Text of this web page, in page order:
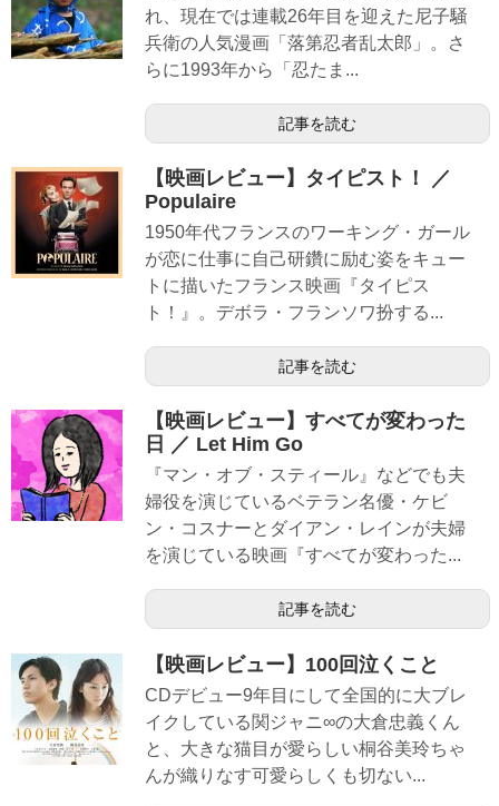
れ、現在では連載26年目を迎えた尼子騒
兵衛の人気漫画「落第忍者乱太郎」。さ
らに1993年から「忍たま...
記事を読む
【映画レビュー】タイピスト！ ／
Populaire
1950年代フランスのワーキング・ガール
が恋に仕事に自己研鑽に励む姿をキュー
トに描いたフランス映画『タイピス
ト！』。デボラ・フランソワ扮する...
記事を読む
【映画レビュー】すべてが変わった
日 ／ Let Him Go
『マン・オブ・スティール』などでも夫
婦役を演じているベテラン名優・ケビ
ン・コスナーとダイアン・レインが夫婦
を演じている映画『すべてが変わった...
記事を読む
【映画レビュー】100回泣くこと
CDデビュー9年目にして全国的に大ブレ
イクしている関ジャニ∞の大倉忠義くん
と、大きな猫目が愛らしい桐谷美玲ちゃ
んが織りなす可愛らしくも切ない...